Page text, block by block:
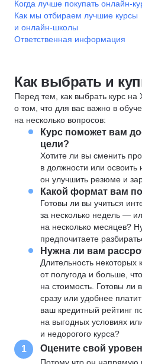
Когда лучше покупать онлайн-
Как мы отбираем лучшие курсы
и онлайн-школы
Ответственная информация
Как выбрать и
Перед тем, как выбрать курс
о том, что для вас важно в
на несколько вопросов:
Курс поможет вам
цели?
Хотите ли вы сменить
в должности или
он улучшить резюме и
Какой формат вам
Готовы ли вы учиться
за несколько недель —
на несколько месяцев?
предпочитаете
Нужна ли вам
Длительность некоторых
от полугода и больше,
на стоимость. Готовы ли
сразу или удобнее
ваш кредитный рейтинг
на выгодных условиях
и недорогого курса?
1 Оцените свой